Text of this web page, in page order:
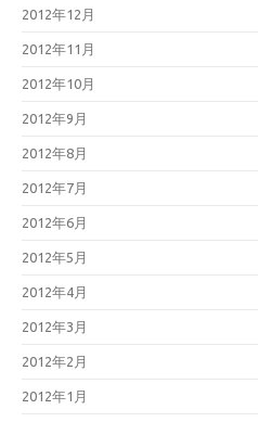
2012年12月
2012年11月
2012年10月
2012年9月
2012年8月
2012年7月
2012年6月
2012年5月
2012年4月
2012年3月
2012年2月
2012年1月